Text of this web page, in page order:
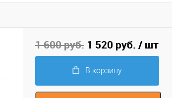
1 600 руб. 1 520 руб. / шт
В корзину